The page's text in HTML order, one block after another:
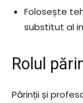
Folosește
substitut al
Rolul
Părinții și